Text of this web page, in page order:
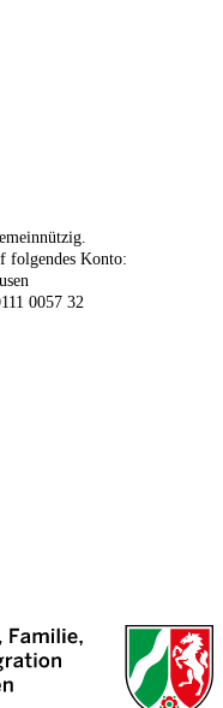
folgendes Konto:
0057 32